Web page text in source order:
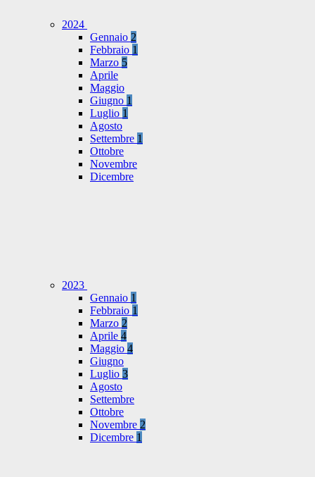
2024
Gennaio 2
Febbraio 1
Marzo 5
Aprile
Maggio
Giugno 1
Luglio 1
Agosto
Settembre 1
Ottobre
Novembre
Dicembre
2023
Gennaio 1
Febbraio 1
Marzo 2
Aprile 4
Maggio 4
Giugno
Luglio 3
Agosto
Settembre
Ottobre
Novembre 2
Dicembre 1